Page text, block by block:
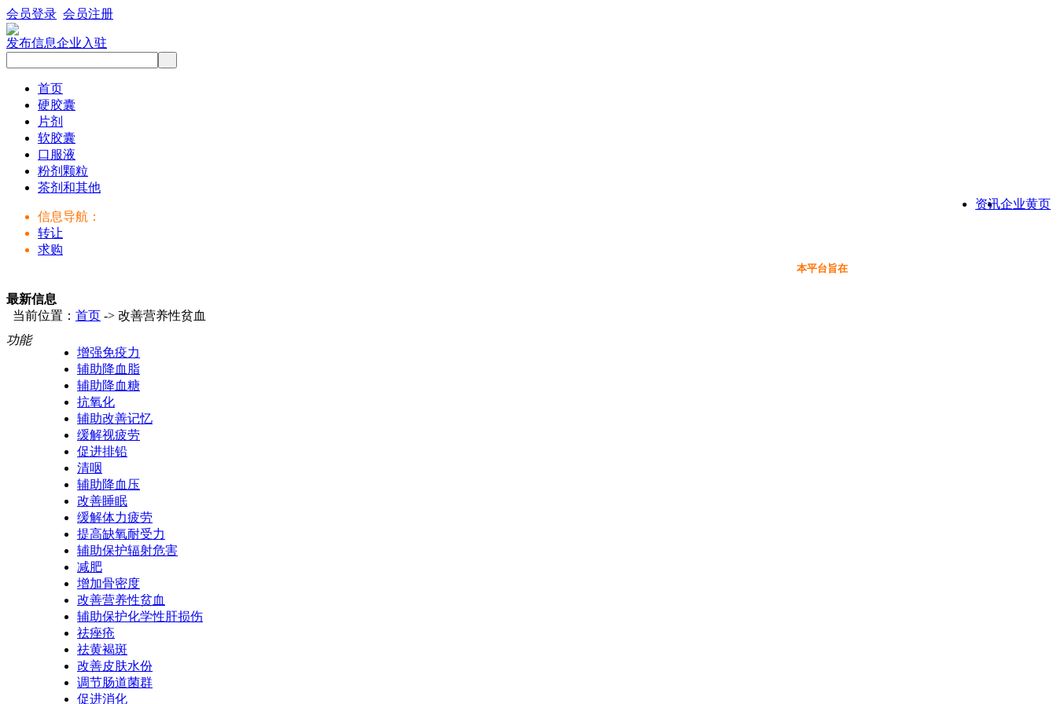
会员登录 会员注册
发布信息企业入驻
首页
硬胶囊
片剂
软胶囊
口服液
粉剂颗粒
茶剂和其他
企业黄页
资讯
信息导航：
转让
求购
本平台旨在为保健品行业提供一个信息免费展示交流互
最新信息
当前位置： 首页 -> 改善营养性贫血
功能
增强免疫力
辅助降血脂
辅助降血糖
抗氧化
辅助改善记忆
缓解视疲劳
促进排铅
清咽
辅助降血压
改善睡眠
缓解体力疲劳
提高缺氧耐受力
辅助保护辐射危害
减肥
增加骨密度
改善营养性贫血
辅助保护化学性肝损伤
祛痤疮
祛黄褐斑
改善皮肤水份
调节肠道菌群
促进消化